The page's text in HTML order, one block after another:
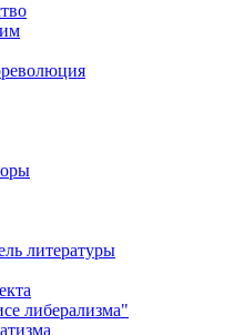
литературы
либерализма"